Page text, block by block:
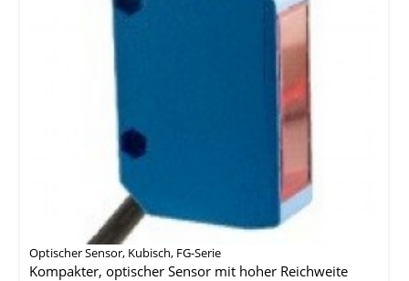
Optischer Sensor, Kubisch, FG-Serie
Kompakter, optischer Sensor mit hoher Reichweite